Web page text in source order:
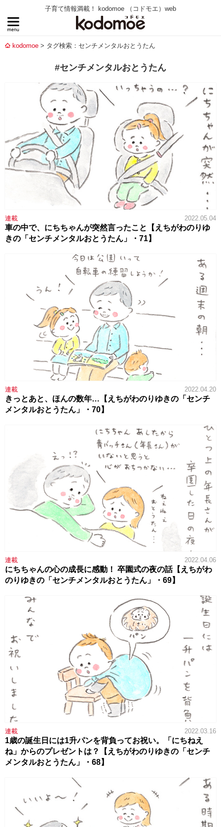
子育て情報満載！ kodomoe （コドモエ）web
kodomoe タグ検索：センチメンタルおとうたん
#センチメンタルおとうたん
連載 2022.05.04
車の中で、にちちゃんが突然言ったこと【えちがわのりゆ
きの「センチメンタルおとうたん」・71】
連載 2022.04.20
きっとあと、ほんの数年…【えちがわのりゆきの「センチ
メンタルおとうたん」・70】
連載 2022.04.06
にちちゃんの心の成長に感動！ 卒園式の夜の話【えちがわ
のりゆきの「センチメンタルおとうたん」・69】
連載 2022.03.16
1歳の誕生日には1升パンを背負ってお祝い。「にちねえ
ね」からのプレゼントは？【えちがわのりゆきの「センチ
メンタルおとうたん」・68】